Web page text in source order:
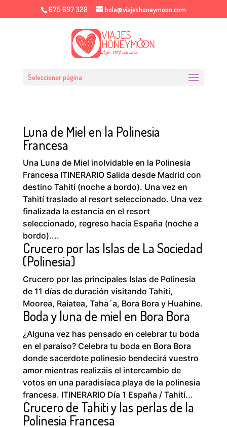
675 697 328 hola@viajeshoneymoon.com
Seleccionar página
Luna de Miel en la Polinesia
Francesa
Una Luna de Miel inolvidable en la Polinesia
Francesa ITINERARIO Salida desde Madrid con
destino Tahití (noche a bordo). Una vez en
Tahití traslado al resort seleccionado. Una vez
finalizada la estancia en el resort
seleccionado, regreso hacia España (noche a
bordo)....
Crucero por las Islas de La Sociedad
(Polinesia)
Crucero por las principales Islas de Polinesia
de 11 días de duración visitando Tahití,
Moorea, Raiatea, Taha´a, Bora Bora y Huahine.
Boda y luna de miel en Bora Bora
¿Alguna vez has pensado en celebrar tu boda
en el paraíso? Celebra tu boda en Bora Bora
donde sacerdote polinesio bendecirá vuestro
amor mientras realizáis el intercambio de
votos en una paradisíaca playa de la polinesia
francesa. ITINERARIO Día 1 España / Tahití...
Crucero de Tahiti y las perlas de la
Polinesia Francesa